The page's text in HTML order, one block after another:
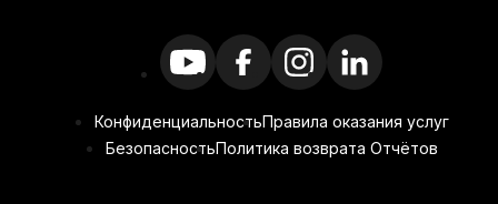
КонфиденциальностьПравила оказания услуг
БезопасностьПолитика возврата Отчётов